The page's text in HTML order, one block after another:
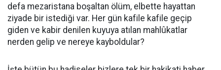
defa mezaristana boşaltan ölüm, elbette hayattan
ziyade bir istediği var. Her gün kafile kafile geçip
giden ve kabir denilen kuyuya atılan mahlûkatlar
nerden gelip ve nereye kayboldular?